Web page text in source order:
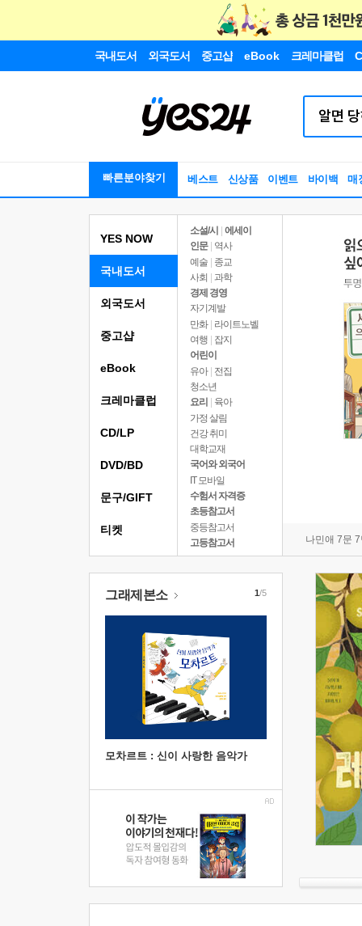
국내도서 외국도서 중고샵 eBook 크레마클럽
빠른분야찾기 베스트 신상품 이벤트 바이백 매
YES NOW
국내도서
소설/시
에세이
인문
역사
예술 | 종교
사회 | 과학
경제 경영
자기계발
만화 | 라이트노벨
여행
잡지
어린이
유아 | 전집
청소년
요리
육아
가정 살림
건강 취미
대학교재
국어와 외국어
IT 모바일
수험서 자격증
초등참고서
중등참고서
고등참고서
나민애 7문
외국도서
중고샵
eBook
크레마클럽
CD/LP
DVD/BD
문구/GIFT
티켓
그래제본소
모차르트 : 신이 사랑한 음악가
1/5